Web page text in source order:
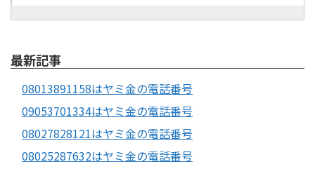
最新記事
08013891158はヤミ金の電話番号
09053701334はヤミ金の電話番号
08027828121はヤミ金の電話番号
08025287632はヤミ金の電話番号